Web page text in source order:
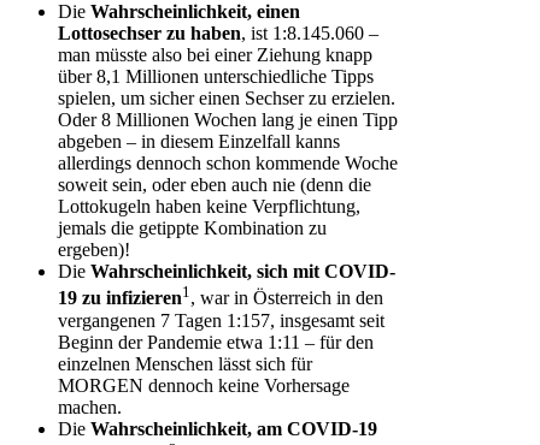
Die Wahrscheinlichkeit, einen
Lottosechser zu haben, ist 1:8.145.060 –
man müsste also bei einer Ziehung knapp
über 8,1 Millionen unterschiedliche Tipps
spielen, um sicher einen Sechser zu erzielen.
Oder 8 Millionen Wochen lang je einen Tipp
abgeben – in diesem Einzelfall kanns
allerdings dennoch schon kommende Woche
soweit sein, oder eben auch nie (denn die
Lottokugeln haben keine Verpflichtung,
jemals die getippte Kombination zu
ergeben)!
Die Wahrscheinlichkeit, sich mit COVID-
19 zu infizieren1, war in Österreich in den
vergangenen 7 Tagen 1:157, insgesamt seit
Beginn der Pandemie etwa 1:11 – für den
einzelnen Menschen lässt sich für
MORGEN dennoch keine Vorhersage
machen.
Die Wahrscheinlichkeit, am COVID-19